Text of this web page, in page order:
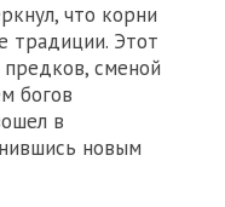
что корни
традиции. Этот
предков, сменой
богов
в
новым